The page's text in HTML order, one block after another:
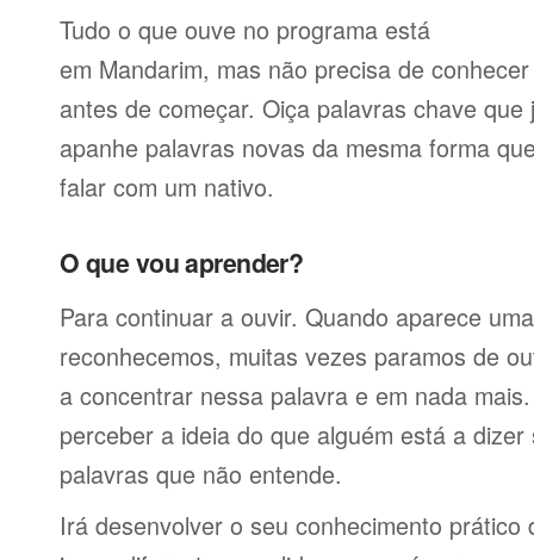
Tudo o que ouve no programa está
em Mandarim, mas não precisa de
antes de começar. Oiça palavras chave
apanhe palavras novas da mesma forma
falar com um nativo.
O que vou aprender?
Para continuar a ouvir. Quando aparece
reconhecemos, muitas vezes paramos de
a concentrar nessa palavra e em nada
perceber a ideia do que alguém está a
palavras que não entende.
Irá desenvolver o seu conhecimento prático